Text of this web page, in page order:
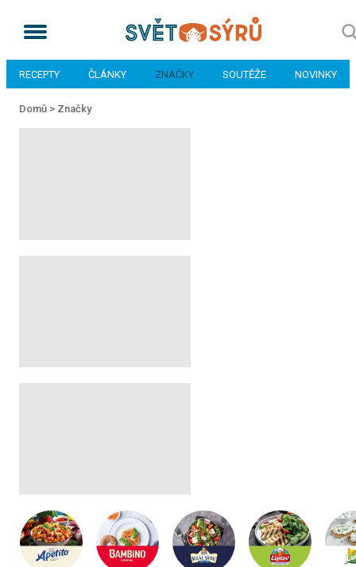
RECEPTY ČLÁNKY ZNAČKY SOUTĚŽE NOVINKY
Domů > Značky